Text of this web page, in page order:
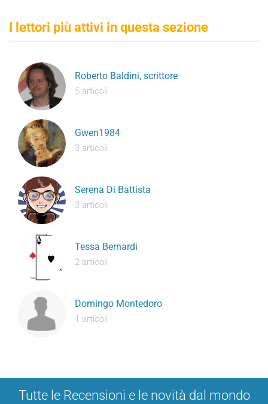
I lettori più attivi in questa sezione
Roberto Baldini, scrittore
5 articoli
Gwen1984
3 articoli
Serena Di Battista
3 articoli
Tessa Bernardi
2 articoli
Domingo Montedoro
1 articoli
Tutte le Recensioni e le novità dal mondo